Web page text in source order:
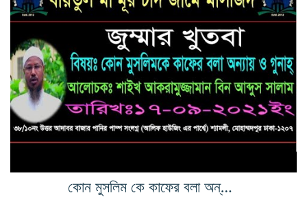
কোন মুসলিম কে কাফের বলা অন্যায় ও গুনাহ্